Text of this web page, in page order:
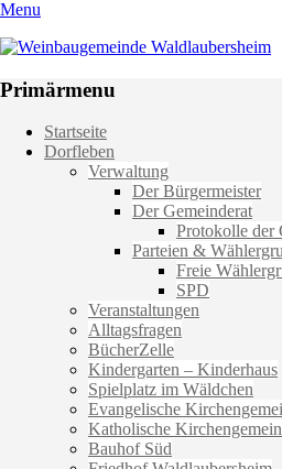
Menu
Weinbaugemeinde Waldlaubersheim
Primärmenu
Weiter
zum
Startseite
Dorfleben
Verwaltung
Der Bürgermeister
Der Gemeinderat
Protokolle der
Parteien &
Freie
SPD
Veranstaltungen
Alltagsfragen
BücherZelle
Kindergarten – Kinderhaus
Spielplatz im Wäldchen
Evangelische
Katholische
Bauhof Süd